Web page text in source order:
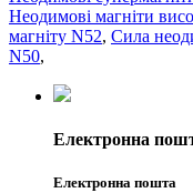
Неодимові магніти
магніту N52, Сила
N50,
Електронна
Електронна пошта